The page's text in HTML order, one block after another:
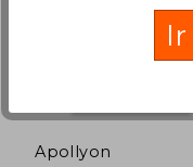
Apollyon